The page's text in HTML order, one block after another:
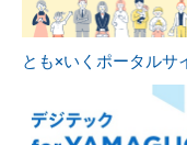
とも×いくポータルサ